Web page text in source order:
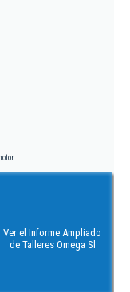
Ver el Informe Ampliado
de Talleres Omega Sl